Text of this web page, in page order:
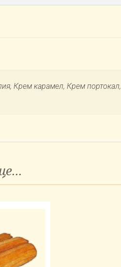
Крем карамел, Крем портокал,